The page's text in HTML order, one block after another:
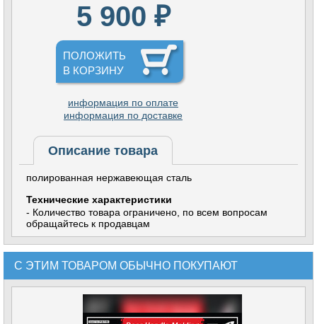
5 900 ₽
ПОЛОЖИТЬ
В КОРЗИНУ
информация по оплате
информация по доставке
Описание товара
полированная нержавеющая сталь
Технические характеристики
- Количество товара ограничено, по всем вопросам
обращайтесь к продавцам
С ЭТИМ ТОВАРОМ ОБЫЧНО ПОКУПАЮТ